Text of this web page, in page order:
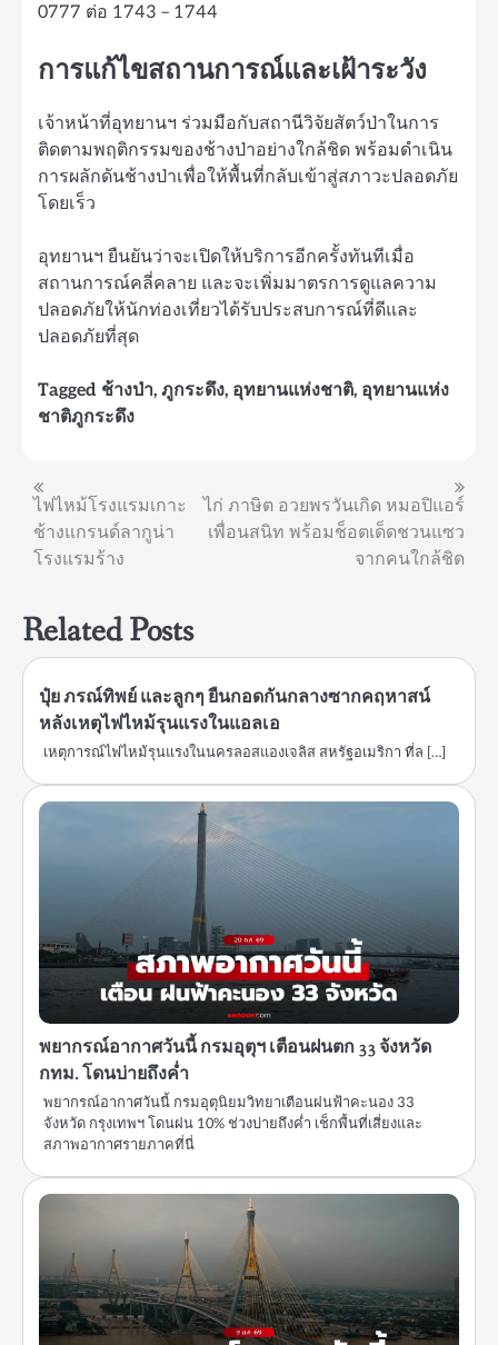
0777 ต่อ 1743 – 1744
การแก้ไขสถานการณ์และเฝ้าระวัง
เจ้าหน้าที่อุทยานฯ ร่วมมือกับสถานีวิจัยสัตว์ป่าในการ
ติดตามพฤติกรรมของช้างป่าอย่างใกล้ชิด พร้อมดำเนิน
การผลักดันช้างป่าเพื่อให้พื้นที่กลับเข้าสู่สภาวะปลอดภัย
โดยเร็ว
อุทยานฯ ยืนยันว่าจะเปิดให้บริการอีกครั้งทันทีเมื่อ
สถานการณ์คลี่คลาย และจะเพิ่มมาตรการดูแลความ
ปลอดภัยให้นักท่องเที่ยวได้รับประสบการณ์ที่ดีและ
ปลอดภัยที่สุด
Tagged ช้างป่า, ภูกระดึง, อุทยานแห่งชาติ, อุทยานแห่ง
ชาติภูกระดึง
แนะแนว
เรื่อง
ไฟไหม้โรงแรมเกาะ
ช้างแกรนด์ลากูน่า
โรงแรมร้าง
ไก่ ภาษิต อวยพรวันเกิด หมอปิแอร์
เพื่อนสนิท พร้อมช็อตเด็ดชวนแซว
จากคนใกล้ชิด
Related Posts
ปุ๋ย ภรณ์ทิพย์ และลูกๆ ยืนกอดกันกลางซากคฤหาสน์
หลังเหตุไฟไหม้รุนแรงในแอลเอ
เหตุการณ์ไฟไหม้รุนแรงในนครลอสแองเจลิส สหรัฐอเมริกา ที่ล […]
พยากรณ์อากาศวันนี้ กรมอุตุฯ เตือนฝนตก 33 จังหวัด
กทม. โดนบ่ายถึงค่ำ
พยากรณ์อากาศวันนี้ กรมอุตุนิยมวิทยาเตือนฝนฟ้าคะนอง 33
จังหวัด กรุงเทพฯ โดนฝน 10% ช่วงบ่ายถึงค่ำ เช็กพื้นที่เสี่ยงและ
สภาพอากาศรายภาคที่นี่